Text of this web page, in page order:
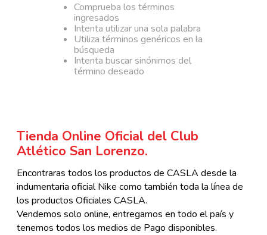
Comprueba los términos
ingresados
Intenta utilizar una sola palabra
Utiliza términos genéricos en la
búsqueda
Intenta buscar sinónimos del
término deseado
Tienda Online Oficial del Club
Atlético San Lorenzo.
Encontraras todos los productos de CASLA desde la
indumentaria oficial Nike como también toda la línea de
los productos Oficiales CASLA.
Vendemos solo online, entregamos en todo el país y
tenemos todos los medios de Pago disponibles.